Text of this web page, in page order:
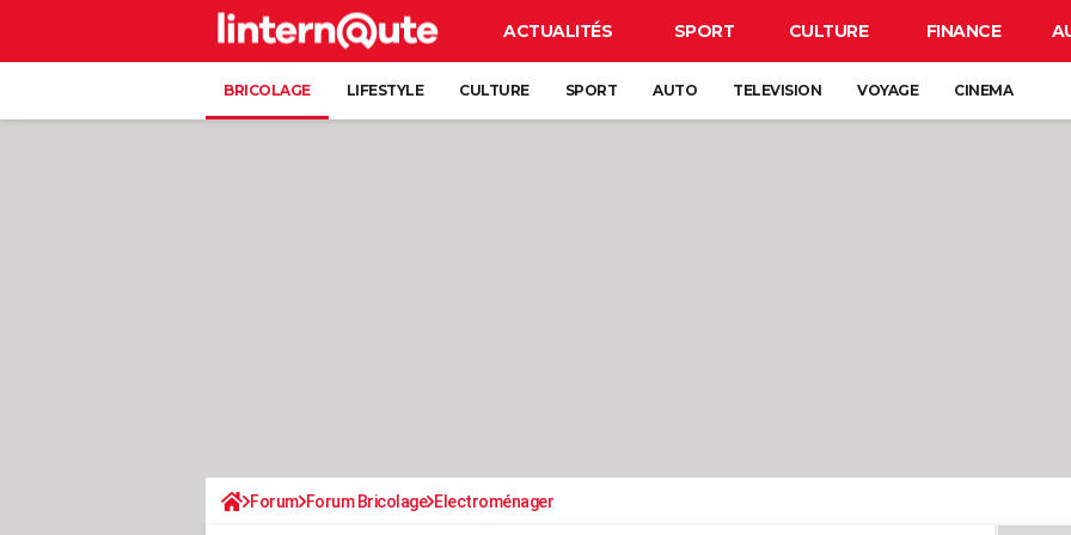
ACTUALITÉS SPORT CULTURE FINANCE
BRICOLAGE LIFESTYLE CULTURE SPORT AUTO TELEVISION VOYAGE CINEMA
Forum Forum Bricolage Electroménager